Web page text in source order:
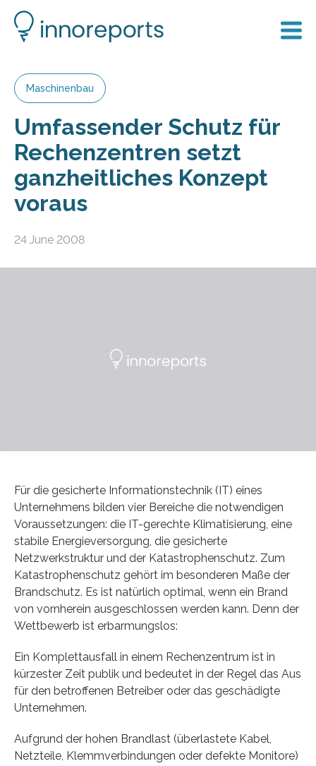
Maschinenbau
Umfassender Schutz für
Rechenzentren setzt
ganzheitliches Konzept
voraus
24 June 2008
Für die gesicherte Informationstechnik (IT) eines
Unternehmens bilden vier Bereiche die notwendigen
Voraussetzungen: die IT-gerechte Klimatisierung, eine
stabile Energieversorgung, die gesicherte
Netzwerkstruktur und der Katastrophenschutz. Zum
Katastrophenschutz gehört im besonderen Maße der
Brandschutz. Es ist natürlich optimal, wenn ein Brand
von vornherein ausgeschlossen werden kann. Denn der
Wettbewerb ist erbarmungslos:
Ein Komplettausfall in einem Rechenzentrum ist in
kürzester Zeit publik und bedeutet in der Regel das Aus
für den betroffenen Betreiber oder das geschädigte
Unternehmen.
Aufgrund der hohen Brandlast (überlastete Kabel,
Netzteile, Klemmverbindungen oder defekte Monitore)